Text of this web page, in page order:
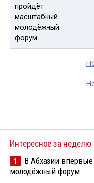
Интересное за неделю
1
В Абхазии
молодёжный форум